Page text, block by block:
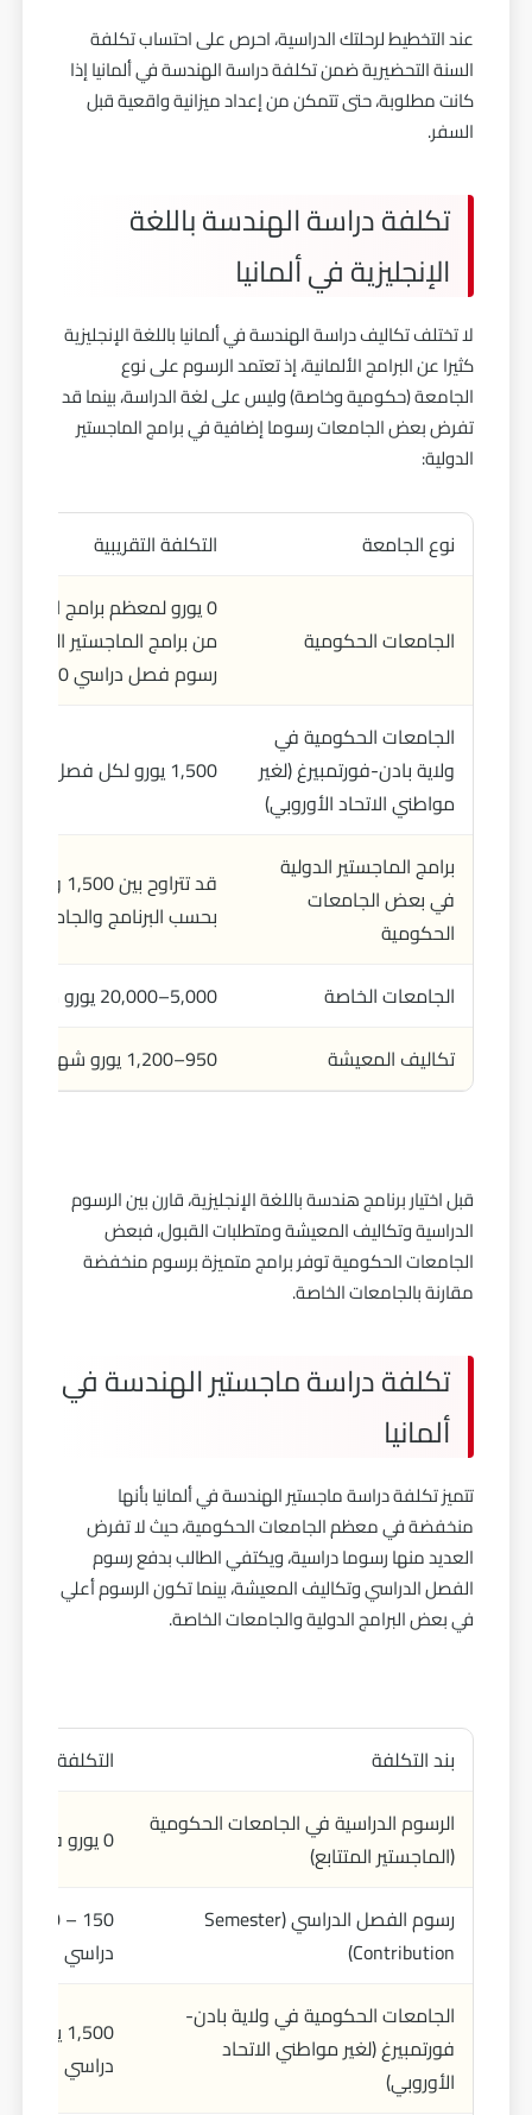
عند التخطيط لرحلتك الدراسية، احرص على احتساب تكلفة
السنة التحضيرية ضمن تكلفة دراسة الهندسة في ألمانيا إذا
كانت مطلوبة، حتى تتمكن من إعداد ميزانية واقعية قبل
السفر.
تكلفة دراسة الهندسة باللغة
الإنجليزية في ألمانيا
لا تختلف تكاليف دراسة الهندسة في ألمانيا باللغة الإنجليزية
كثيرا عن البرامج الألمانية، إذ تعتمد الرسوم على نوع
الجامعة (حكومية وخاصة) وليس على لغة الدراسة، بينما قد
تفرض بعض الجامعات رسوما إضافية في برامج الماجستير
الدولية:
نوع الجامعة التكلفة التقريبية
الجامعات الحكومية
0 يورو لمعظم برامج
من برامج الماجستير
رسوم فصل دراسي 150–350 يورو
الجامعات الحكومية في
ولاية بادن-فورتمبيرغ (لغير
مواطني الاتحاد الأوروبي)
1,500 يورو لكل فصل دراسي
برامج الماجستير الدولية
في بعض الجامعات
الحكومية
بحسب البرنامج والجامعة
الجامعات الخاصة
5,000–20,000 يورو سنويًا
تكاليف المعيشة
950–1,200 يورو شهريًا
قبل اختيار برنامج هندسة باللغة الإنجليزية، قارن بين الرسوم
الدراسية وتكاليف المعيشة ومتطلبات القبول، فبعض
الجامعات الحكومية توفر برامج متميزة برسوم منخفضة
مقارنة بالجامعات الخاصة.
تكلفة دراسة ماجستير الهندسة في
ألمانيا
تتميز تكلفة دراسة ماجستير الهندسة في ألمانيا بأنها
منخفضة في معظم الجامعات الحكومية، حيث لا تفرض
العديد منها رسوما دراسية، ويكتفي الطالب بدفع رسوم
الفصل الدراسي وتكاليف المعيشة، بينما تكون الرسوم أعلي
في بعض البرامج الدولية والجامعات الخاصة.
بند التكلفة
التكلفة
الرسوم الدراسية في الجامعات الحكومية
(الماجستير المتتابع)
0 يورو في معظم الولايات
رسوم الفصل الدراسي (Semester
Contribution)
دراسي
الجامعات الحكومية في ولاية بادن-
فورتمبيرغ (لغير مواطني الاتحاد
الأوروبي)
1,500
دراسي